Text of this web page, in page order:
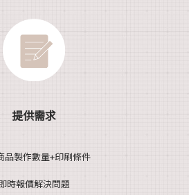
提供需求
品製作數量+印刷條件
時報價解決問題